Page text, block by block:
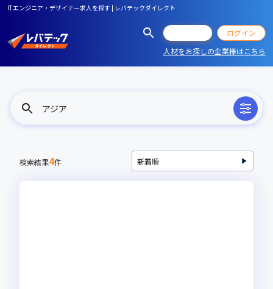
ITエンジニア・デザイナー求人を探す | レバテックダイレクト
ログイン
人材をお探しの企業様はこちら
アジア
検索結果4件